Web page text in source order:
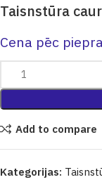
Taisnstūra
Cena pēc
Add to compare
Kategorijas: